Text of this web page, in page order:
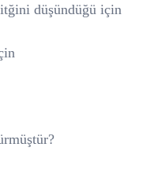
düşündüğü için